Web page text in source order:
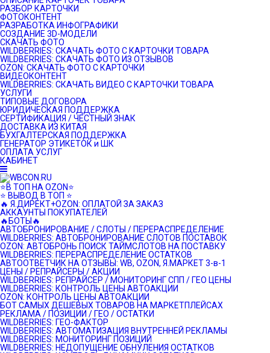
РАЗБОР КАРТОЧКИ
ФОТОКОНТЕНТ
РАЗРАБОТКА ИНФОГРАФИКИ
СОЗДАНИЕ 3D-МОДЕЛИ
СКАЧАТЬ ФОТО
WILDBERRIES: СКАЧАТЬ ФОТО С КАРТОЧКИ ТОВАРА
WILDBERRIES: СКАЧАТЬ ФОТО ИЗ ОТЗЫВОВ
OZON: СКАЧАТЬ ФОТО С КАРТОЧКИ
ВИДЕОКОНТЕНТ
WILDBERRIES: СКАЧАТЬ ВИДЕО С КАРТОЧКИ ТОВАРА
УСЛУГИ
ТИПОВЫЕ ДОГОВОРА
ЮРИДИЧЕСКАЯ ПОДДЕРЖКА
СЕРТИФИКАЦИЯ / ЧЕСТНЫЙ ЗНАК
ДОСТАВКА ИЗ КИТАЯ
БУХГАЛТЕРСКАЯ ПОДДЕРЖКА
ГЕНЕРАТОР ЭТИКЕТОК и ШК
ОПЛАТА УСЛУГ
КАБИНЕТ
⭐️В ТОП НА OZON⭐️
⭐️ ВЫВОД В ТОП ⭐️
🔥 Я.ДИРЕКТ+OZON: ОПЛАТОЙ ЗА ЗАКАЗ
АККАУНТЫ ПОКУПАТЕЛЕЙ
🔥БОТЫ🔥
АВТОБРОНИРОВАНИЕ / СЛОТЫ / ПЕРЕРАСПРЕДЕЛЕНИЕ
WILDBERRIES: АВТОБРОНИРОВАНИЕ СЛОТОВ ПОСТАВОК
OZON: АВТОБРОНЬ ПОИСК ТАЙМСЛОТОВ НА ПОСТАВКУ
WILDBERRIES: ПЕРЕРАСПРЕДЕЛЕНИЕ ОСТАТКОВ
АВТООТВЕТЧИК НА ОТЗЫВЫ: WB, OZON, Я.МАРКЕТ 3-в-1
ЦЕНЫ / РЕПРАЙСЕРЫ / АКЦИИ
WILDBERRIES: РЕПРАЙСЕР / МОНИТОРИНГ СПП / ГЕО ЦЕНЫ
WILDBERRIES: КОНТРОЛЬ ЦЕНЫ АВТОАКЦИИ
OZON: КОНТРОЛЬ ЦЕНЫ АВТОАКЦИИ
БОТ САМЫХ ДЕШЕВЫХ ТОВАРОВ НА МАРКЕТПЛЕЙСАХ
РЕКЛАМА / ПОЗИЦИИ / ГЕО / ОСТАТКИ
WILDBERRIES: ГЕО-ФАКТОР
WILDBERRIES: АВТОМАТИЗАЦИЯ ВНУТРЕННЕЙ РЕКЛАМЫ
WILDBERRIES: МОНИТОРИНГ ПОЗИЦИЙ
WILDBERRIES: НЕДОПУЩЕНИЕ ОБНУЛЕНИЯ ОСТАТКОВ